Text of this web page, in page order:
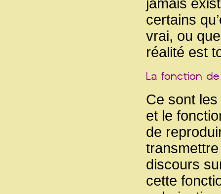
jamais
certains
vrai, ou
réalité est
Ce sont
et le
de
transmettre
discours
cette